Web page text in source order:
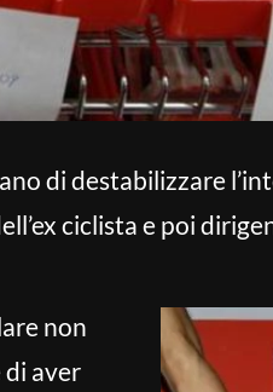
di destabilizzare
ciclista e poi
non
aver